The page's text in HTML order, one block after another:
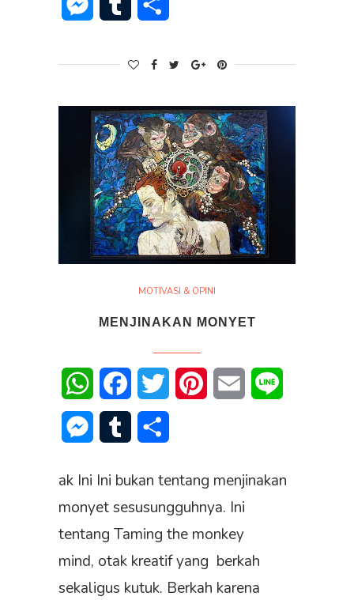
Messenger
Tumblr
MOTIVASI & OPINI
MENJINAKAN MONYET
WhatsAppFacebookTwitter PinterestEmail
Messenger
Tumblr
ak Ini Ini bukan tentang menjinakan
monyet sesusungguhnya. Ini
tentang Taming the monkey
mind, otak kreatif yang berkah
sekaligus kutuk. Berkah karena